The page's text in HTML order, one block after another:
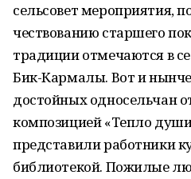
сельсовет мероприятия,
чествованию старшего
традиции отмечаются в
Бик-Кармалы. Вот и
достойных односельчан
композицией «Тепло
представили работники
библиотекой. Пожилые